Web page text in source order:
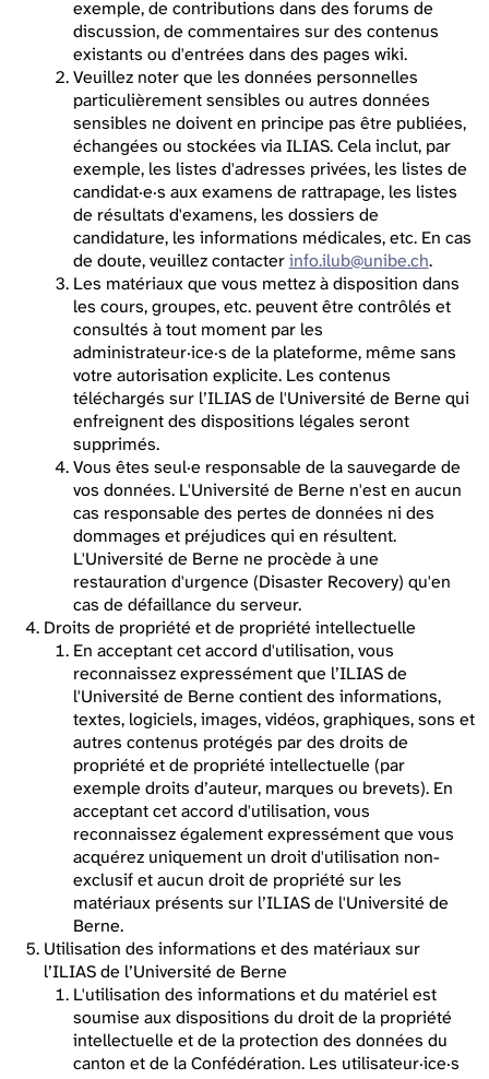
exemple, de contributions dans des forums de
discussion, de commentaires sur des contenus
existants ou d'entrées dans des pages wiki.
Veuillez noter que les données personnelles
particulièrement sensibles ou autres données
sensibles ne doivent en principe pas être publiées,
échangées ou stockées via ILIAS. Cela inclut, par
exemple, les listes d'adresses privées, les listes de
candidat·e·s aux examens de rattrapage, les listes
de résultats d'examens, les dossiers de
candidature, les informations médicales, etc. En cas
de doute, veuillez contacterinfo.ilub@unibe.ch.
Les matériaux que vous mettez à disposition dans
les cours, groupes, etc. peuvent être contrôlés et
consultés à tout moment par les
administrateur·ice·s de la plateforme, même sans
votre autorisation explicite. Les contenus
téléchargés sur l’ILIAS de l'Université de Berne qui
enfreignent des dispositions légales seront
supprimés.
Vous êtes seul·e responsable de la sauvegarde de
vos données. L'Université de Berne n'est en aucun
cas responsable des pertes de données ni des
dommages et préjudices qui en résultent.
L'Université de Berne ne procède à une
restauration d'urgence (Disaster Recovery) qu'en
cas de défaillance du serveur.
Droits de propriété et de propriété intellectuelle
En acceptant cet accord d'utilisation, vous
reconnaissez expressément que l’ILIAS de
l'Université de Berne contient des informations,
textes, logiciels, images, vidéos, graphiques, sons et
autres contenus protégés par des droits de
propriété et de propriété intellectuelle (par
exemple droits d’auteur, marques ou brevets). En
acceptant cet accord d'utilisation, vous
reconnaissez également expressément que vous
acquérez uniquement un droit d'utilisation non-
exclusif et aucun droit de propriété sur les
matériaux présents sur l’ILIAS de l'Université de
Berne.
Utilisation des informations et des matériaux sur
l’ILIAS de l’Université de Berne
L'utilisation des informations et du matériel est
soumise aux dispositions du droit de la propriété
intellectuelle et de la protection des données du
canton et de la Confédération. Les utilisateur·ice·s